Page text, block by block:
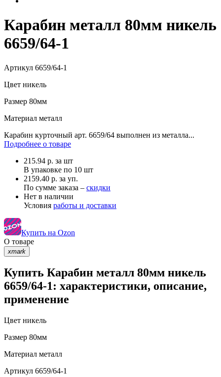
Карабин металл 80мм никель
6659/64-1
Артикул 6659/64-1
Цвет никель
Размер 80мм
Материал металл
Карабин курточный арт. 6659/64 выполнен из металла...
Подробнее о товаре
215.94 р. за шт
В упаковке по 10 шт
2159.40 р. за уп.
По сумме заказа – скидки
Нет в наличии
Условия работы и доставки
Купить на Ozon
О товаре
xmark
Купить Карабин металл 80мм никель
6659/64-1: характеристики, описание,
применение
Цвет никель
Размер 80мм
Материал металл
Артикул 6659/64-1